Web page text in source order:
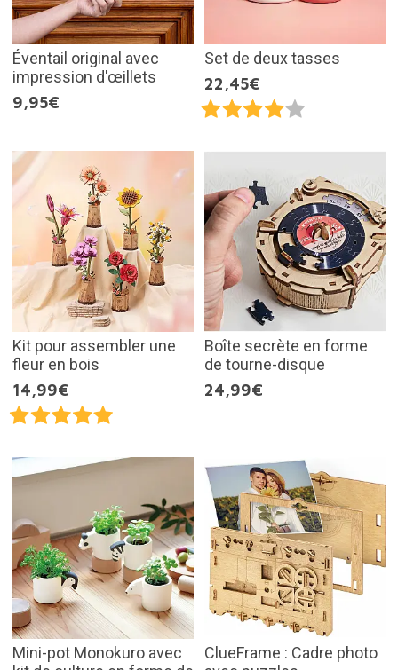
Éventail original avec
impression d'œillets
9,95€
Set de deux tasses
22,45€
Kit pour assembler une
fleur en bois
14,99€
Boîte secrète en forme
de tourne-disque
24,99€
Mini-pot Monokuro avec
ClueFrame : Cadre photo